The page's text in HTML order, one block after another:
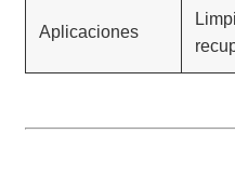
Aplicaciones